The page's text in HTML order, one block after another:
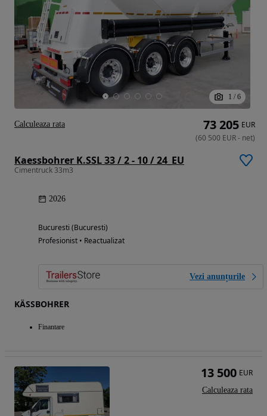
1 / 6
Kaessbohrer K.SSL 33 / 2 - 10 / 24_EU
Cimentruck 33m3
2026
Bucuresti (Bucuresti)
Profesionist • Reactualizat
Vezi anunțurile
KÄSSBOHRER
Finantare
73 205 EUR
(60 500 EUR- net)
Calculeaza rata
13 500 EUR
Calculeaza rata